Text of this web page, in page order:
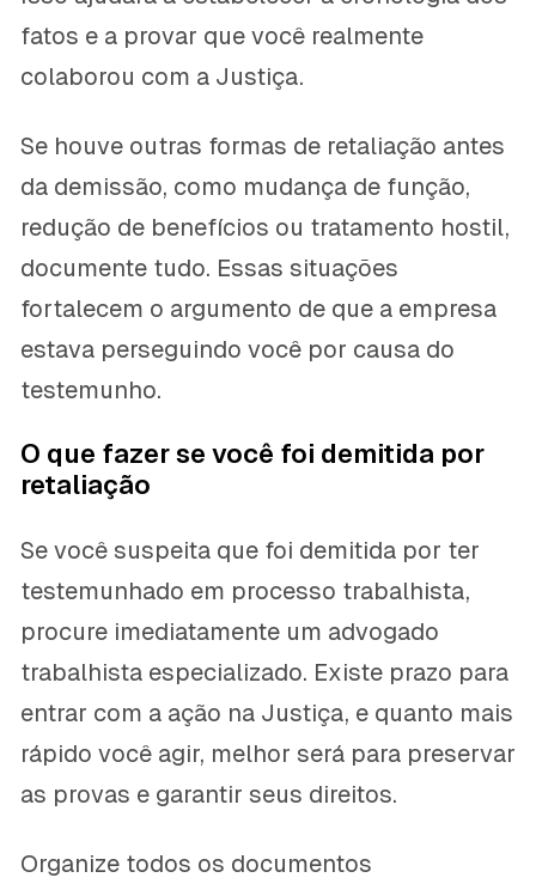
fatos e a provar que você realmente
colaborou com a Justiça.
Se houve outras formas de retaliação antes
da demissão, como mudança de função,
redução de benefícios ou tratamento hostil,
documente tudo. Essas situações
fortalecem o argumento de que a empresa
estava perseguindo você por causa do
testemunho.
O que fazer se você foi demitida por
retaliação
Se você suspeita que foi demitida por ter
testemunhado em processo trabalhista,
procure imediatamente um advogado
trabalhista especializado. Existe prazo para
entrar com a ação na Justiça, e quanto mais
rápido você agir, melhor será para preservar
as provas e garantir seus direitos.
Organize todos os documentos